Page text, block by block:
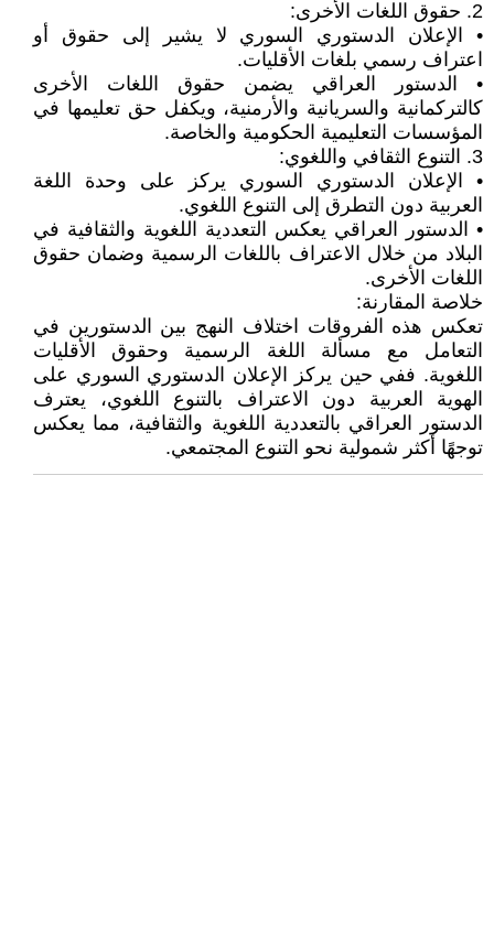
2. حقوق اللغات الأخرى:
• الإعلان الدستوري السوري لا يشير إلى حقوق أو
اعتراف رسمي بلغات الأقليات.
• الدستور العراقي يضمن حقوق اللغات الأخرى
كالتركمانية والسريانية والأرمنية، ويكفل حق تعليمها في
المؤسسات التعليمية الحكومية والخاصة.
3. التنوع الثقافي واللغوي:
• الإعلان الدستوري السوري يركز على وحدة اللغة
العربية دون التطرق إلى التنوع اللغوي.
• الدستور العراقي يعكس التعددية اللغوية والثقافية في
البلاد من خلال الاعتراف باللغات الرسمية وضمان حقوق
اللغات الأخرى.
خلاصة المقارنة:
تعكس هذه الفروقات اختلاف النهج بين الدستورين في
التعامل مع مسألة اللغة الرسمية وحقوق الأقليات
اللغوية. ففي حين يركز الإعلان الدستوري السوري على
الهوية العربية دون الاعتراف بالتنوع اللغوي، يعترف
الدستور العراقي بالتعددية اللغوية والثقافية، مما يعكس
توجهًا أكثر شمولية نحو التنوع المجتمعي.